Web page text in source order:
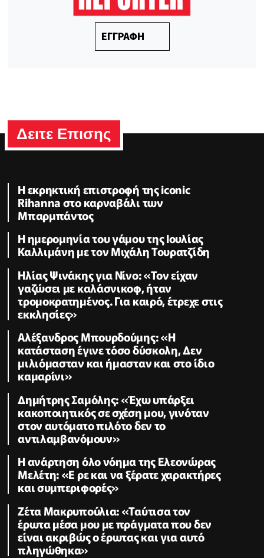
ΕΓΓΡΑΦΗ
Δειτε Επισης
Η εκρηκτική επιστροφή της iconic
Rihanna στο καρναβάλι των
Μπαρμπάντος
Η ημερομηνία του γάμου της Ιουλίας
Καλλιμάνη με τον Μιχάλη Τουρατζίδη
Ηλίας Ψινάκης για Νίνο: «Τον είχαν
γαζώσει με καλάσνικοφ, ήταν
τρομοκρατημένος. Για καιρό, έτρεχε στις
εκκλησίες»
Αλέξανδρος Μπουρδούμης: «Η
κατάσταση έγινε τόσο δύσκολη, Δεν
μιλιόμασταν και ήμασταν και στο ίδιο
καμαρίνι»
Δημήτρης Σαμόλης: «Έχω υπάρξει
κακοποιητικός σε σχέση μου, γινόταν
στον αυτόματο πιλότο δεν το
αντιλαμβανόμουν»
Η ανάρτηση όλο νόημα της Ελεονώρας
Μελέτη: «Ε ρε και να ξέρατε χαρακτήρες
και συμπεριφορές»
Ζέτα Μακρυπούλια: «Ταύτισα τον
έρωτα μέσα μου με πράγματα που δεν
είναι ακριβώς ο έρωτας και για αυτό
πληγώθηκα»